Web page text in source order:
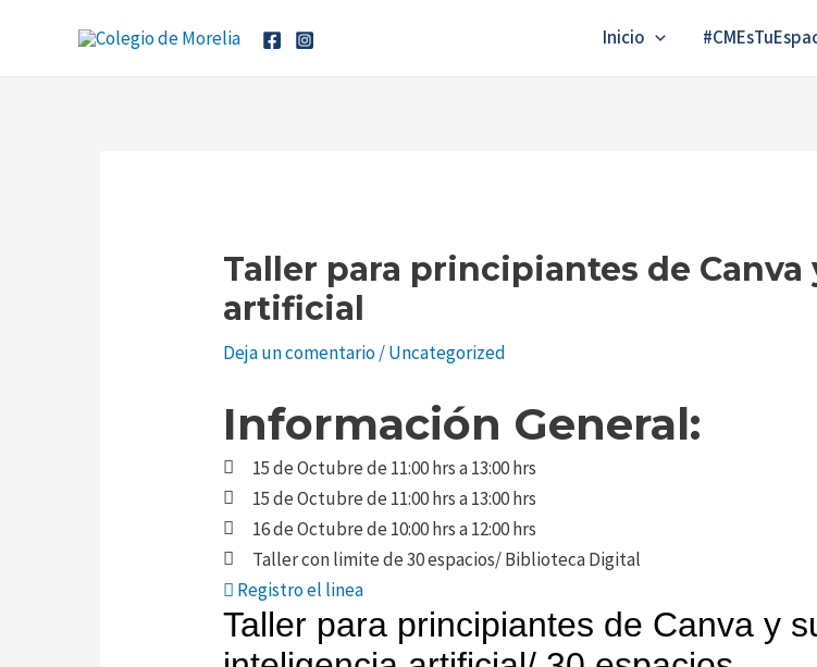
Inicio
Taller para principiantes de
artificial
Deja un comentario/Uncategorized
Información General:
15 de Octubre de 11:00 hrs a 13:00 hrs
15 de Octubre de 11:00 hrs a 13:00 hrs
16 de Octubre de 10:00 hrs a 12:00 hrs
Taller con limite de 30 espacios/ Biblioteca Digital
Registro el linea
de